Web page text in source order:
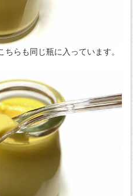
らも同じ瓶に入っています。